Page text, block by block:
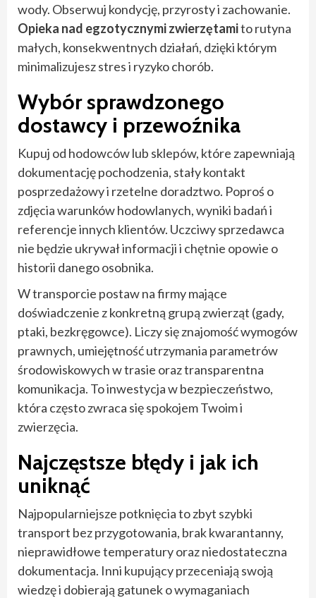
wody. Obserwuj kondycję, przyrosty i zachowanie.
Opieka nad egzotycznymi zwierzętamito rutyna
małych, konsekwentnych działań, dzięki którym
minimalizujesz stres i ryzyko chorób.
Wybór sprawdzonego
dostawcy i przewoźnika
Kupuj od hodowców lub sklepów, które zapewniają
dokumentację pochodzenia, stały kontakt
posprzedażowy i rzetelne doradztwo. Poproś o
zdjęcia warunków hodowlanych, wyniki badań i
referencje innych klientów. Uczciwy sprzedawca
nie będzie ukrywał informacji i chętnie opowie o
historii danego osobnika.
W transporcie postaw na firmy mające
doświadczenie z konkretną grupą zwierząt (gady,
ptaki, bezkręgowce). Liczy się znajomość wymogów
prawnych, umiejętność utrzymania parametrów
środowiskowych w trasie oraz transparentna
komunikacja. To inwestycja w bezpieczeństwo,
która często zwraca się spokojem Twoim i
zwierzęcia.
Najczęstsze błędy i jak ich
uniknąć
Najpopularniejsze potknięcia to zbyt szybki
transport bez przygotowania, brak kwarantanny,
nieprawidłowe temperatury oraz niedostateczna
dokumentacja. Inni kupujący przeceniają swoją
wiedzę i dobierają gatunek o wymaganiach